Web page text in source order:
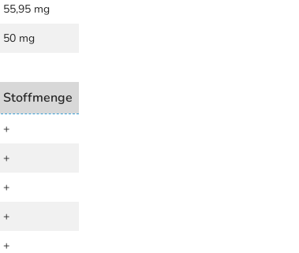
55,95 mg
50 mg
Stoffmenge
+
+
+
+
+